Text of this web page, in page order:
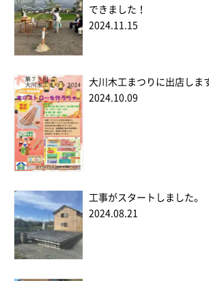
できました！
2024.11.15
大川木工まつりに出店しま
2024.10.09
工事がスタートしました。
2024.08.21